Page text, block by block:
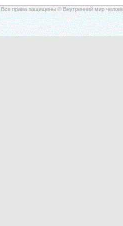
Все права защищены © Внутренний мир